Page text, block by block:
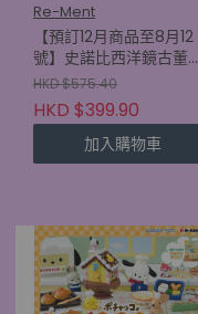
Re-Ment
【預訂12月商品至8月12
號】史諾比西洋鏡古董系
列2 (原盒6款)
(4521121701509)
HKD $575.40
HKD $399.90
加入購物車